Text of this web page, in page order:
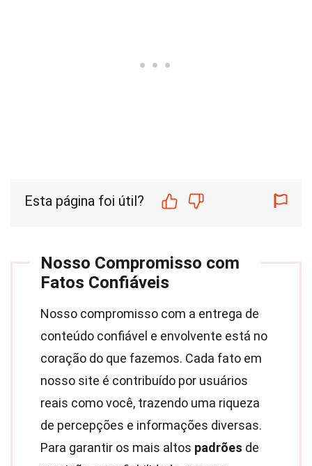
Esta página foi útil?
Nosso Compromisso com
Fatos Confiáveis
Nosso compromisso com a entrega de
conteúdo confiável e envolvente está no
coração do que fazemos. Cada fato em
nosso site é contribuído por usuários
reais como você, trazendo uma riqueza
de percepções e informações diversas.
Para garantir os mais altos padrões de